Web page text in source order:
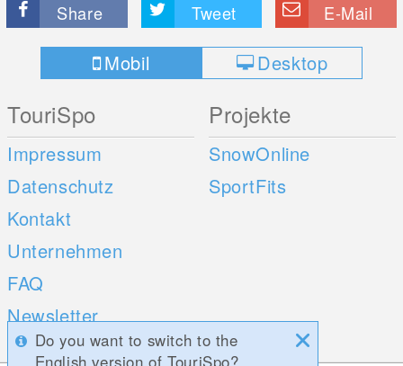
Share Tweet E-Mail
Mobil Desktop
TouriSpo
Impressum
Datenschutz
Kontakt
Unternehmen
FAQ
Newsletter
Umfragen
Projekte
SnowOnline
SportFits
Do you want to switch to the
English version of TouriSpo?